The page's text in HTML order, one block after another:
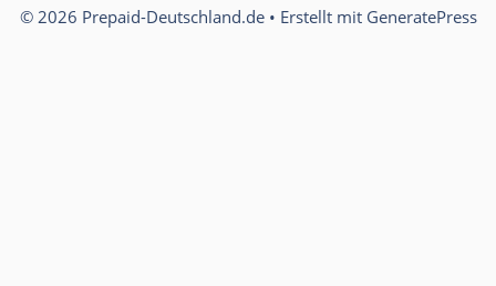
© 2026 Prepaid-Deutschland.de• Erstellt mit GeneratePress